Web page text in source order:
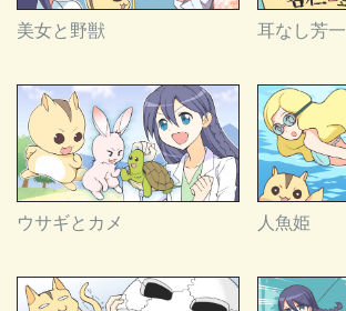
美女と野獣 耳なし芳一
ウサギとカメ 人魚姫